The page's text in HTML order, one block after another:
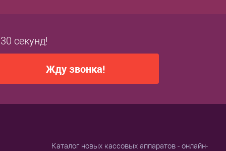
секунд!
Жду звонка!
Каталог новых кассовых аппаратов - онлайн-